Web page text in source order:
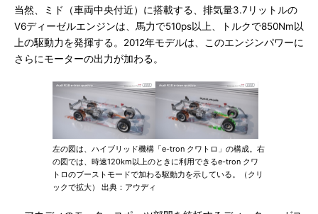
当然、ミド（車両中央付近）に搭載する、排気量3.7リットルの
V6ディーゼルエンジンは、馬力で510ps以上、トルクで850Nm以
上の駆動力を発揮する。2012年モデルは、このエンジンパワーに
さらにモーターの出力が加わる。
左の図は、ハイブリッド機構「e-tron クワトロ」の構成。右
の図では、時速120km以上のときに利用できるe-tron クワ
トロのブーストモードで加わる駆動力を示している。（クリ
ックで拡大） 出典：アウディ